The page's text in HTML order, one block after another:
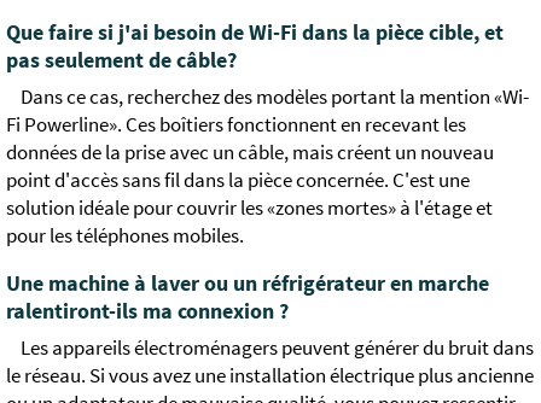
Que faire si j'ai besoin de Wi-Fi dans la pièce cible, et
pas seulement de câble?
Dans ce cas, recherchez des modèles portant la mention «Wi-
Fi Powerline». Ces boîtiers fonctionnent en recevant les
données de la prise avec un câble, mais créent un nouveau
point d'accès sans fil dans la pièce concernée. C'est une
solution idéale pour couvrir les «zones mortes» à l'étage et
pour les téléphones mobiles.
Une machine à laver ou un réfrigérateur en marche
ralentiront-ils ma connexion ?
Les appareils électroménagers peuvent générer du bruit dans
le réseau. Si vous avez une installation électrique plus ancienne